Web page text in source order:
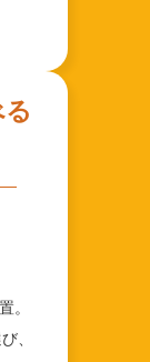
。
、